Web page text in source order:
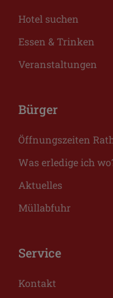
Hotel suchen
Essen & Trinken
Veranstaltungen
Bürger
Öffnungszeiten
Was erledige ich
Aktuelles
Müllabfuhr
Service
Kontakt